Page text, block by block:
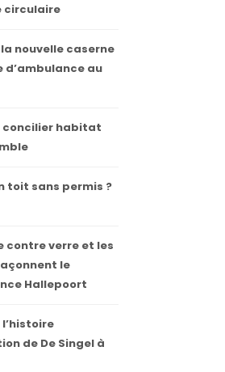
circulaire
nouvelle caserne
d’ambulance au
concilier habitat
toit sans permis ?
contre verre et les
le
Hallepoort
de De Singel à